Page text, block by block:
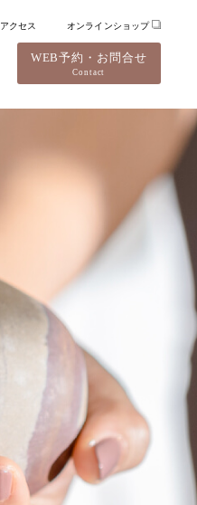
アクセス オンラインショップ
WEB予約・お問合せ
Contact